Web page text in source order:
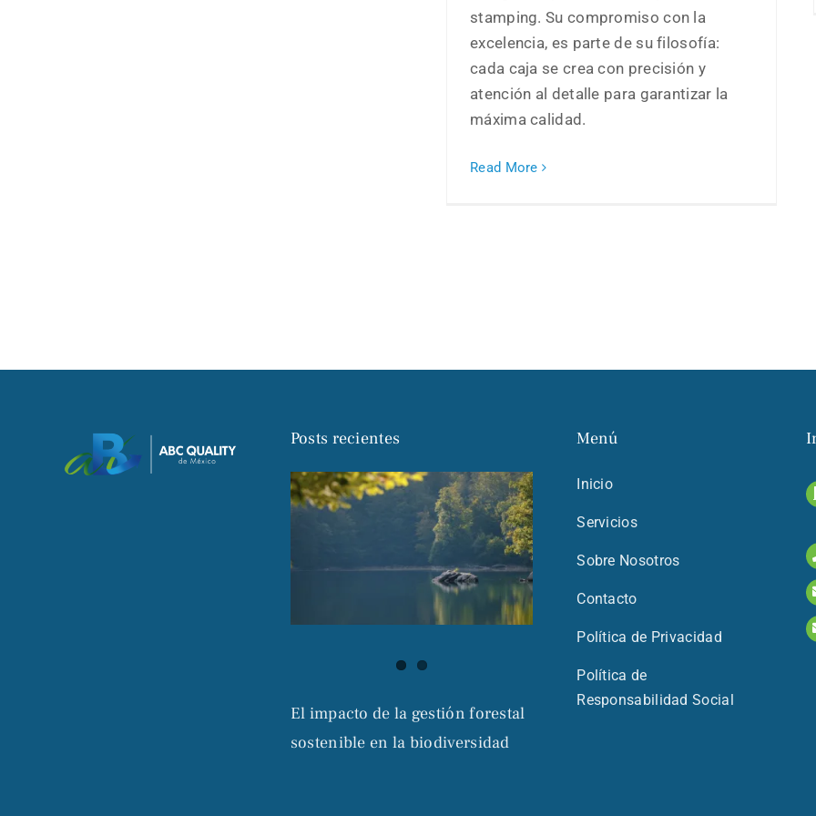
stamping. Su compromiso con la
excelencia, es parte de su filosofía:
cada caja se crea con precisión y
atención al detalle para garantizar la
máxima calidad.
Read More
Posts recientes
El impacto de la gestión forestal
sostenible en la biodiversidad
Menú
Inicio
Servicios
Sobre Nosotros
Contacto
Política de Privacidad
Política de
Responsabilidad Social